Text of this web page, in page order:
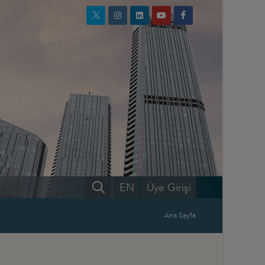
Üye Girişi
EN
Ana Sayfa